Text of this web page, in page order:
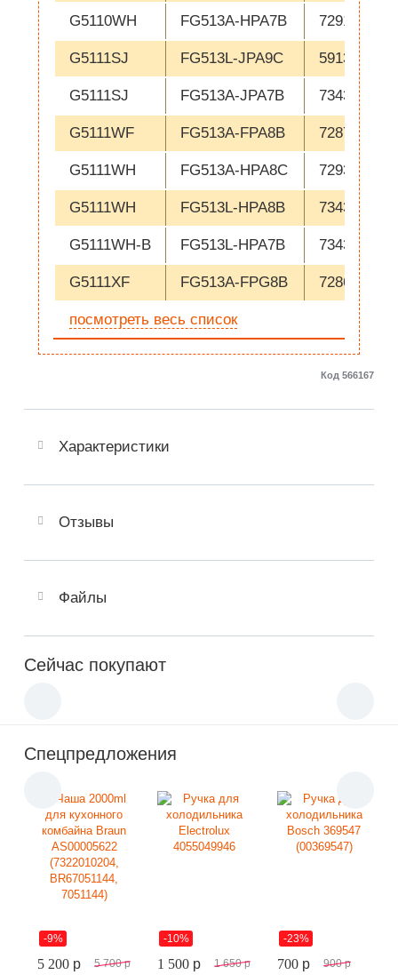
посмотреть весь список
G5110WH FG513A-HPA7B 729105
G5111SJ FG513L-JPA9C 591316
G5111SJ FG513A-JPA7B 734348
G5111WF FG513A-FPA8B 728707
G5111WH FG513A-HPA8C 729323
G5111WH FG513L-HPA8B 734346
G5111WH-B FG513L-HPA7B 734350
G5111XF FG513A-FPG8B 728663
Код 566167
Характеристики
Отзывы
Файлы
Сейчас покупают
Спецпредложения
-9%
5 200 p 5 700 p
-10%
1 500 p 1 650 p
-23%
700 p 900 p